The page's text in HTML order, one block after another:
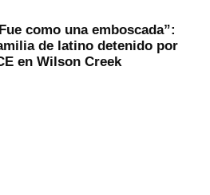
como una emboscada”:
de latino detenido por
en Wilson Creek